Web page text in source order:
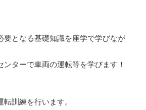
要となる基礎知識を座学で学びなが
ターで車両の運転等を学びます！
訓練を行います。